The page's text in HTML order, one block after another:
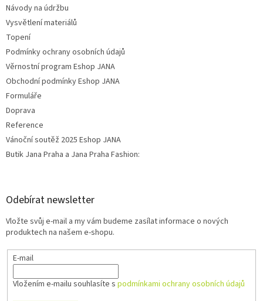
Návody na údržbu
Vysvětlení materiálů
Topení
Podmínky ochrany osobních údajů
Věrnostní program Eshop JANA
Obchodní podmínky Eshop JANA
Formuláře
Doprava
Reference
Vánoční soutěž 2025 Eshop JANA
Butik Jana Praha a Jana Praha Fashion:
Odebírat newsletter
Vložte svůj e-mail a my vám budeme zasílat informace o nových
produktech na našem e-shopu.
E-mail
Vložením e-mailu souhlasíte s podmínkami ochrany osobních údajů